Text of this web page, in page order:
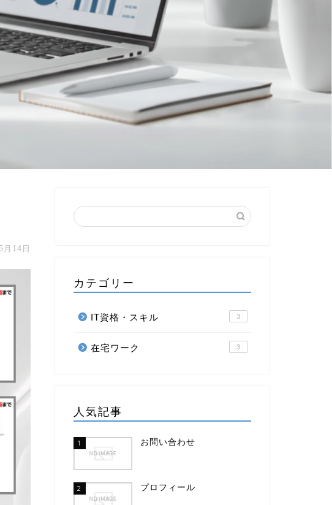
月14日
カテゴリー
IT資格・スキル 3
在宅ワーク 3
人気記事
1 お問い合わせ
2 プロフィール